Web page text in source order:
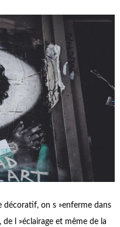
décoratif, on s »enferme dans
l »éclairage et même de la